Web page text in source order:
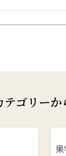
テゴリーか